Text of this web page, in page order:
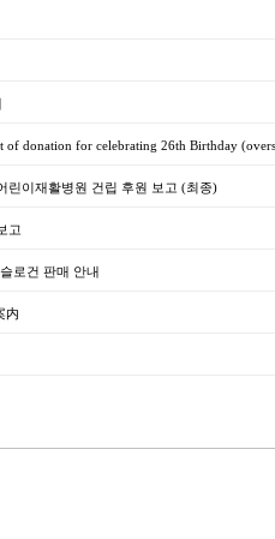
of donation for celebrating 26th Birthday
린이재활병원 건립 후원 보고 (최종)
고
로건 판매 안내
内